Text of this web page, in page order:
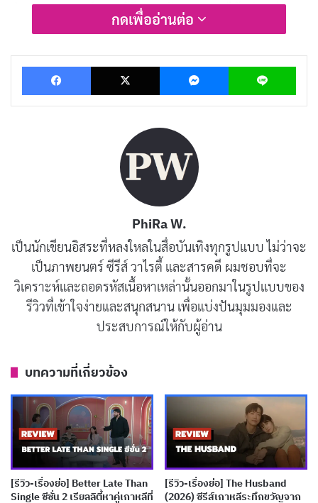
ถ่ายทอดอารมณ์ความรู้สึกของตัวละครดงจูได้อย่างเป็น
ธรรมชาติ ทั้งความรัก ความห่วงใย และความเสียสละเพื่อ
น้องชาย ส่วนแบฮยอนซองก็ถ่ายทอดอารมณ์ความรู้สึกของ
คังซานได้อย่างน่าสงสารและน่าเห็นใจ โดยเฉพาะฉากที่เขา
ต้องเผชิญกับความเจ็บปวดทั้งทางกายและใจ
นอกจากนี้ ซีรีส์ยังมีนักแสดงสมทบที่แสดงได้ดีมากเช่นกัน
เช่น อีฮงเน่ ที่รับบทเป็นนักสืบจองซอก พี่ชายของดงจู และ
ชเวยอจิน ที่รับบทเป็น จีฮวายองเพื่อนสนิทของดงจู
ซีรีส์ Miraculous Brothers มีการถ่ายภาพที่สวยงาม โดยใช้
โทนสีที่เหมาะสมกับบรรยากาศของเรื่อง เช่น ฉากในเวลา
กลางคืนจะใช้โทนสีฟ้าเข้ม เพื่อสร้างความลึกลับและน่าตื่น
เต้น ส่วนฉากในเวลากลางวันจะใช้โทนสีที่สดใส เพื่อสร้าง
[รีวิว-เรื่องย่อ] Spooky in Love (2026) ทายาทเห็น
ผีคู่รักอัยการบน Netflix
เผยแพร่เมื่อ: 3 สัปดาห์ ที่ผ่านมา
[รีวิว-เรื่องย่อ] The East Palace (2026) ซีรีส์สยอง
กดเพื่ออ่านต่อ
Facebook X Messenger Line
PhiRa W.
เป็นนักเขียนอิสระที่หลงใหลในสื่อบันเทิงทุกรูปแบบ ไม่ว่าจะ
เป็นภาพยนตร์ ซีรีส์ วาไรตี้ และสารคดี ผมชอบที่จะ
วิเคราะห์และถอดรหัสเนื้อหาเหล่านั้นออกมาในรูปแบบของ
รีวิวที่เข้าใจง่ายและสนุกสนาน เพื่อแบ่งปันมุมมองและ
ประสบการณ์ให้กับผู้อ่าน
บทความที่เกี่ยวข้อง
[รีวิว-เรื่องย่อ] Better Late Than
Single ซีซั่น 2 เรียลลิตี้หาคู่เกาหลีที่
[รีวิว-เรื่องย่อ] The Husband
(2026) ซีรีส์เกาหลีระทึกขวัญจาก